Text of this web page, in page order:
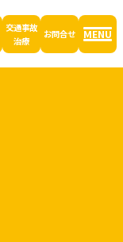
交通事故
治療
お問合せ MENU